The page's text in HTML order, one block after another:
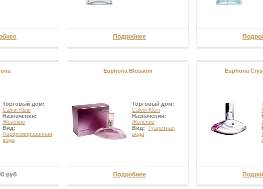
Подробнее
Торговый дом:
Calvin Klein
Назначения:
Женские
Вид:
Парфюмированная
вода
руб
Euphoria Blossom
Торговый дом:
Calvin Klein
Назначения:
Женские
Вид: Туалетная
вода
Подробнее
Euphoria